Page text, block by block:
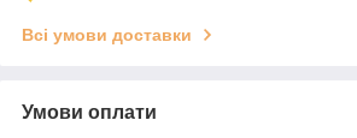
Всі умови доставки
Умови оплати